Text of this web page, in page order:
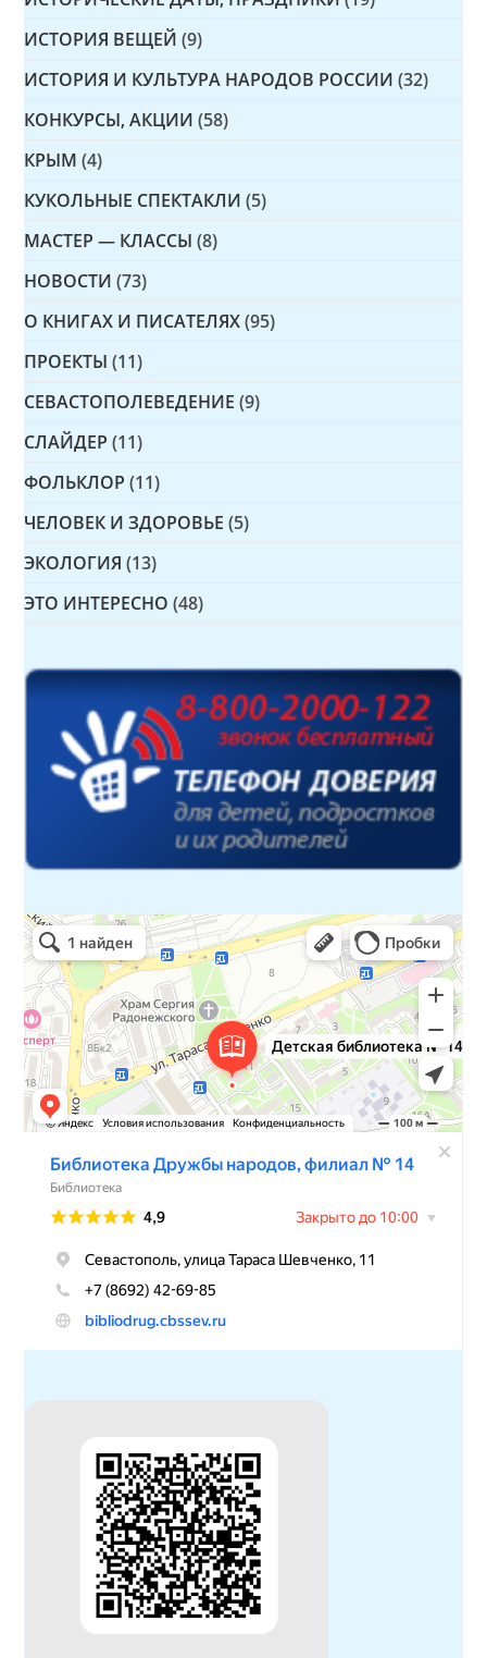
ИСТОРИЯ ВЕЩЕЙ (9)
ИСТОРИЯ И КУЛЬТУРА НАРОДОВ РОССИИ (32)
КОНКУРСЫ, АКЦИИ (58)
КРЫМ (4)
КУКОЛЬНЫЕ СПЕКТАКЛИ (5)
МАСТЕР — КЛАССЫ (8)
НОВОСТИ (73)
О КНИГАХ И ПИСАТЕЛЯХ (95)
ПРОЕКТЫ (11)
СЕВАСТОПОЛЕВЕДЕНИЕ (9)
СЛАЙДЕР (11)
ФОЛЬКЛОР (11)
ЧЕЛОВЕК И ЗДОРОВЬЕ (5)
ЭКОЛОГИЯ (13)
ЭТО ИНТЕРЕСНО (48)
Детская библиотека № 14 Дружбы народов
Библиотека в Севастополе